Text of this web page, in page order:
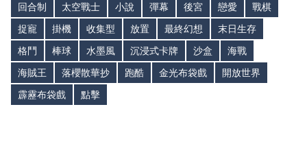
回合制
太空戰士 小說 彈幕 後宮 戀愛
戰棋
捉寵
掛機 收集型 放置 最終幻想
末日生存
格鬥
棒球 水墨風 沉浸式卡牌 沙盒
海戰
海賊王
落櫻散華抄 跑酷 金光布袋戲
開放世界
霹靂布袋戲
點擊